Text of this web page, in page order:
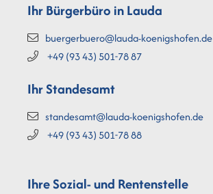
Ihr Bürgerbüro in Lauda
buergerbuero@lauda-koenigshofen.de
+49 (9343) 501-7887
Ihr Standesamt
standesamt@lauda-koenigshofen.de
+49 (9343) 501-7888
Ihre Sozial- und Rentenstelle